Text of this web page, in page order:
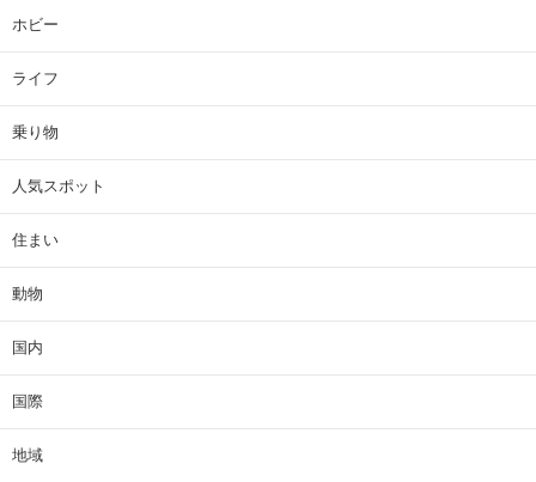
ホビー
ライフ
乗り物
人気スポット
住まい
動物
国内
国際
地域